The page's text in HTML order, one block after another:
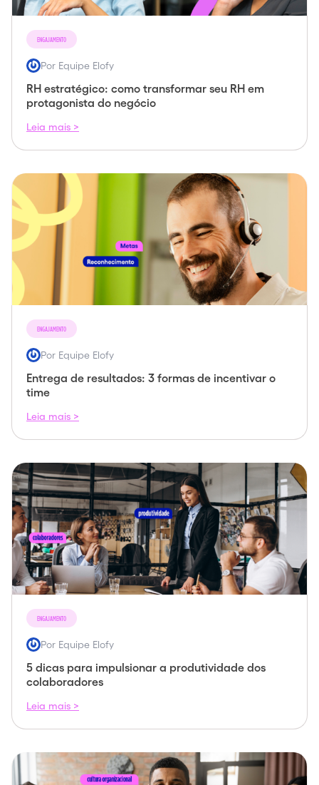
ENGAJAMENTO
Por Equipe Elofy
RH estratégico: como transformar seu RH em
protagonista do negócio
Leia mais >
ENGAJAMENTO
Por Equipe Elofy
Entrega de resultados: 3 formas de incentivar o
time
Leia mais >
ENGAJAMENTO
Por Equipe Elofy
5 dicas para impulsionar a produtividade dos
colaboradores
Leia mais >